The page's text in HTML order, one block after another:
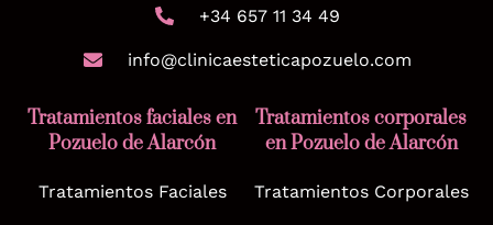
+34 657 11 34 49
info@clinicaesteticapozuelo.com
Tratamientos faciales en
Pozuelo de Alarcón
Tratamientos Faciales
Tratamientos corporales
en Pozuelo de Alarcón
Tratamientos Corporales